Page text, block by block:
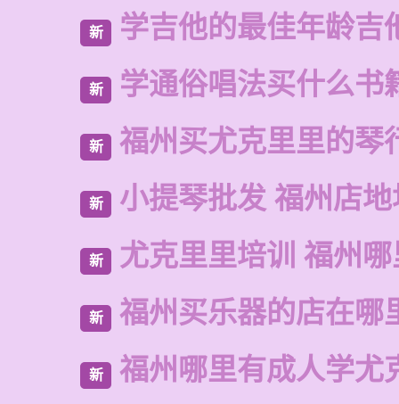
新 学吉他的最佳年龄吉
新 学通俗唱法买什么书
新 福州买尤克里里的琴
新 小提琴批发 福州店
新 尤克里里培训 福州
新 福州买乐器的店在哪
新 福州哪里有成人学尤